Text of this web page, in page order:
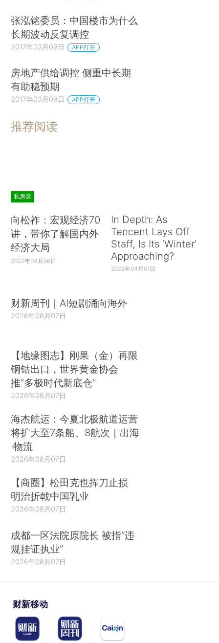
张泓铭委员：中国楼市为什么
长期波动反复调控
2017年03月09日 APP打开
房地产供给调控 侧重中长期
有助稳预期
2017年03月09日 APP打开
推荐阅读
私房课
向松祚：宏观经济70
讲，带你了解国内外
经济大局
2022年04月06日
In Depth: As
Tencent Lays Off
Staff, Is Its ‘Winter’
Approaching?
2022年04月01日
财新周刊｜AI短剧涌向海外
2026年08月07日
【地缘图志】刚果（金）再限
铜钴出口，世界黄金协会
推“多极时代新底仓”
2026年08月07日
海杰航运：今夏北极航道运营
将扩大至7条船、8航次｜出海
·物流
2026年08月07日
【商圈】松田克也挥刀止损
明治折戟中国乳业
2026年08月07日
成都一区法院原院长 被指“违
规挂证执业”
2026年08月07日
财新移动